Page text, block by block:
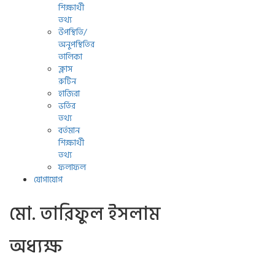
শিক্ষার্থী
তথ্য
উপস্থিতি/
অনুপস্থিতির
তালিকা
ক্লাস
রুটিন
হাজিরা
ভর্তির
তথ্য
বর্তমান
শিক্ষার্থী
তথ্য
ফলাফল
যোগাযোগ
মো. তারিফুল ইসলাম
অধ্যক্ষ